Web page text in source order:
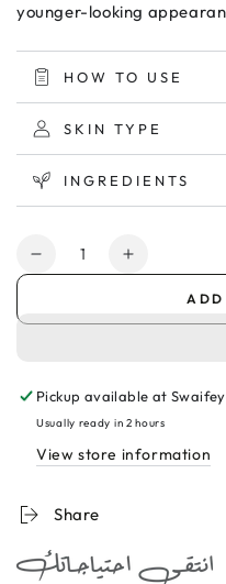
younger-looking
HOW TO USE
SKIN TYPE
INGREDIENTS
Quantity
Decrease
Cream
50ml
كريم
مرطب
للتجاعيد
Increase
Cream
50ml
كريم
مرطب
ADD
Pickup available at
Usually ready in 2 hours
View store information
Share